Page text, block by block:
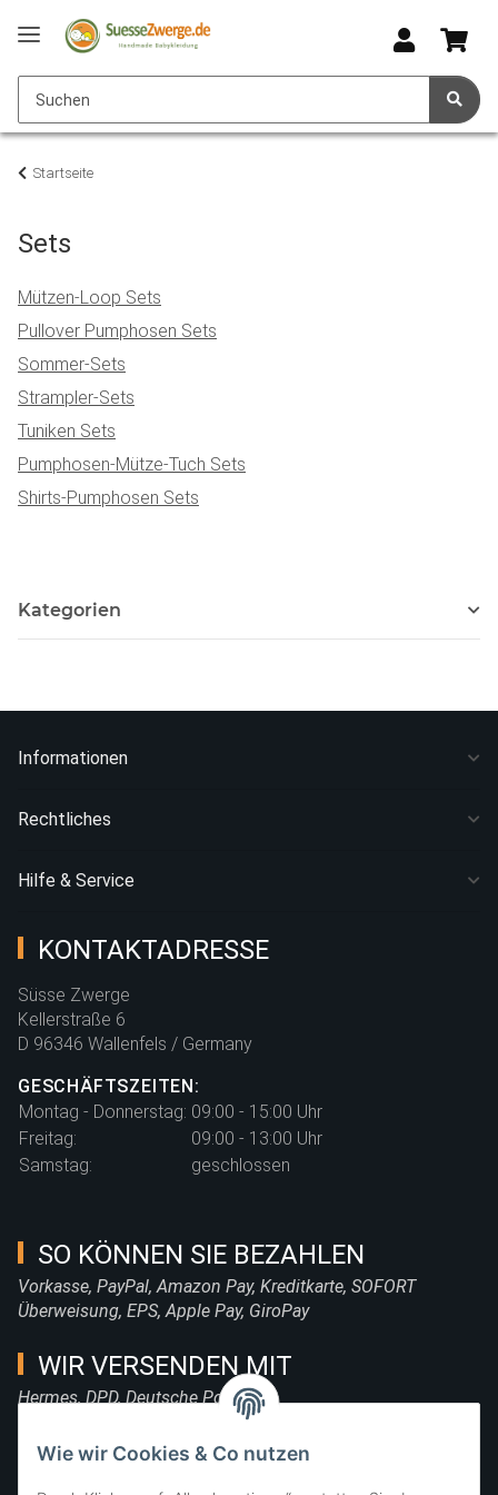
Wie wir Cookies & Co nutzen
Startseite
Sets
Mützen-Loop Sets
Pullover Pumphosen Sets
Sommer-Sets
Strampler-Sets
Tuniken Sets
Pumphosen-Mütze-Tuch Sets
Shirts-Pumphosen Sets
Kategorien
Informationen
Rechtliches
Hilfe & Service
KONTAKTADRESSE
Süsse Zwerge
Kellerstraße 6
D 96346 Wallenfels / Germany
GESCHÄFTSZEITEN:
Montag - Donnerstag: 09:00 - 15:00 Uhr
Freitag:
09:00 - 13:00 Uhr
Samstag:
geschlossen
SO KÖNNEN SIE BEZAHLEN
Vorkasse, PayPal, Amazon Pay, Kreditkarte, SOFORT
Überweisung, EPS, Apple Pay, GiroPay
WIR VERSENDEN MIT
Hermes, DPD, Deutsche Post, DHL
FOLGE UNS